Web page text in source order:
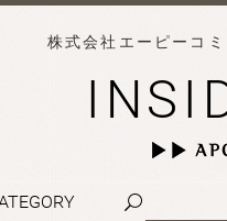
株式会社エーピーコ